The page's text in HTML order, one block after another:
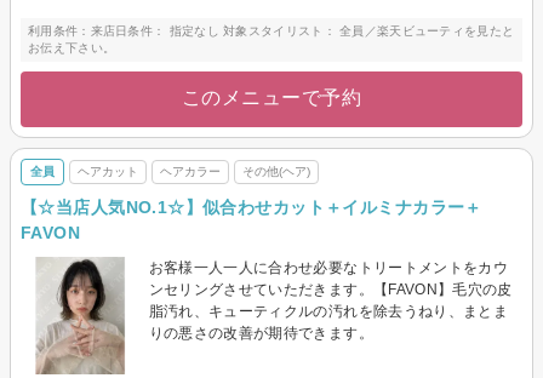
利用条件：来店日条件： 指定なし 対象スタイリスト： 全員／楽天ビューティを見たと
お伝え下さい。
このメニューで予約
全員 ヘアカット ヘアカラー その他(ヘア)
【☆当店人気NO.1☆】似合わせカット＋イルミナカラー＋
FAVON
お客様一人一人に合わせ必要なトリートメントをカウ
ンセリングさせていただきます。【FAVON】毛穴の皮
脂汚れ、キューティクルの汚れを除去うねり、まとま
りの悪さの改善が期待できます。